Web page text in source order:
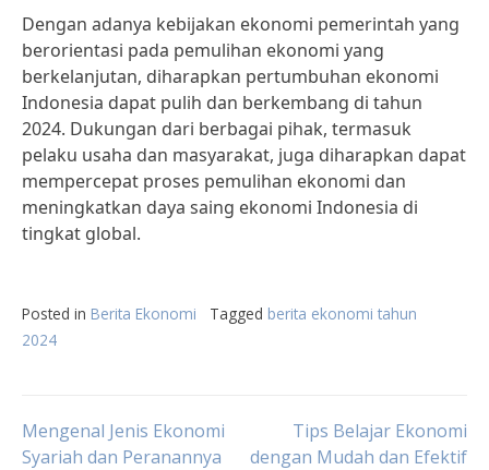
Dengan adanya kebijakan ekonomi pemerintah yang
berorientasi pada pemulihan ekonomi yang
berkelanjutan, diharapkan pertumbuhan ekonomi
Indonesia dapat pulih dan berkembang di tahun
2024. Dukungan dari berbagai pihak, termasuk
pelaku usaha dan masyarakat, juga diharapkan dapat
mempercepat proses pemulihan ekonomi dan
meningkatkan daya saing ekonomi Indonesia di
tingkat global.
Posted in Berita Ekonomi Tagged berita ekonomi tahun
2024
Post
Mengenal Jenis Ekonomi
Syariah dan Peranannya
Tips Belajar Ekonomi
dengan Mudah dan Efektif